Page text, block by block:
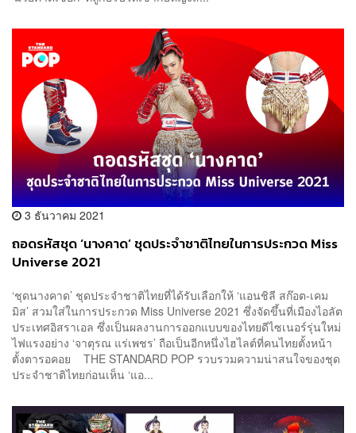
3 ธันวาคม 2021
ถอดรหัสชุด ‘นางคาด’ ชุดประจำชาติไทยในการประกวด Miss
Universe 2021
‘ชุดนางคาด’ ชุดประจำชาติไทยที่ได้รับเลือกให้ ‘แอนชิลี สก๊อต-เคม
มิส’ สวมใส่ในการประกวด Miss Universe 2021 ซึ่งจัดขึ้นที่เมืองไอลัต
ประเทศอิสราเอล ซึ่งเป็นผลงานการออกแบบของไทยดีไซเนอร์รุ่นใหม่
ไฟแรงอย่าง ‘จาตุรณ แร่เพชร’ ถือเป็นอีกหนึ่งไฮไลต์ที่คนไทยตั้งหน้า
ตั้งตารอคอย THE STANDARD POP รวบรวมความน่าสนใจของชุด
ประจำชาติไทยก่อนเห็น ‘แอ...